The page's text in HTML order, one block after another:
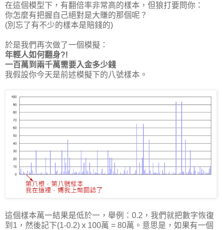
在這個模型下，有翻倍率非常高的樣本，但狼打要問你：
你怎麼有把握自己絕對是大賺的那個呢？
(別忘了有不少的樣本是賠錢的)
於是我們再次做了一個模擬：
年輕人如何翻身?!
一百萬到兩千萬需要入金多少錢
我假設你今天是前述模擬下的八號樣本。
這個樣本萬一結果是低於一，舉例：0.2，我們就把數字恢復
到1，然後記下(1-0.2) x 100萬 = 80萬。意思是，如果有一個